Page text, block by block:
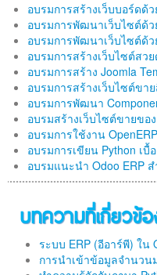
อบรมการสร้างเว็บบอร์ดด้ว
อบรมการพัฒนาเว็บไซต์ด้ว
อบรมการพัฒนาเว็บไซต์ด้ว
อบรมการสร้างเว็บไซต์สว
อบรมการสร้าง Joomla
อบรมการสร้างเว็บไซต์ขา
อบรมการพัฒนา
อบรมสร้างเว็บไซต์ขายขอ
อบรมการใช้งาน
อบรมการเขียน Python เบื้
อบรมแนะนำ Odoo ERP
บทความที่เกี่ยวข้
ระบบ ERP (อีอาร์พี) ใน
การนำเข้าข้อมูลจำนวน